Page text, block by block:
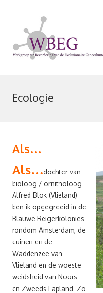
huid.nl
Ecologie
Als…
Als…dochter van
bioloog / ornitholoog
Alfred Blok (Vlieland)
ben ik opgegroeid in de
Blauwe Reigerkolonies
rondom Amsterdam, de
duinen en de
Waddenzee van
Vlieland en de woeste
weidsheid van Noors-
en Zweeds Lapland. Zo